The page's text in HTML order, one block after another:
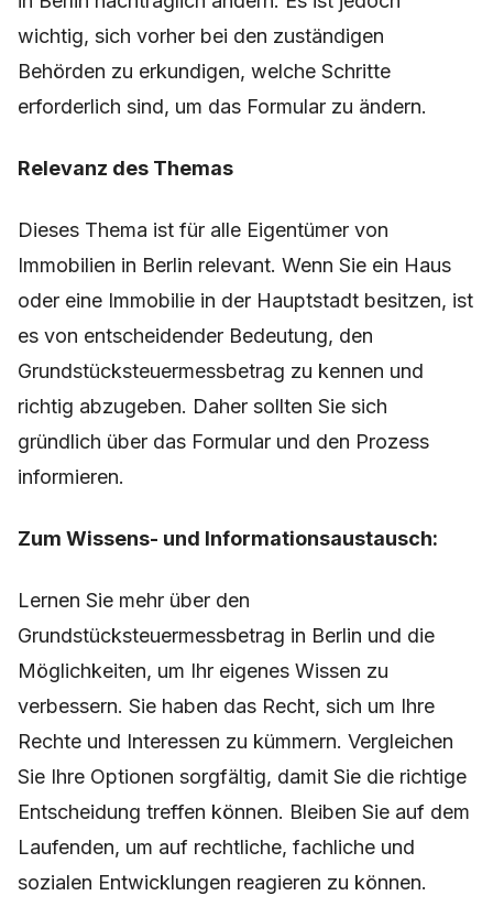
Ja, Sie können den Grundstücksteuermessbetrag
in Berlin nachträglich ändern. Es ist jedoch
wichtig, sich vorher bei den zuständigen
erforderlich sind, um das Formular zu ändern.
Relevanz des Themas
Dieses Thema ist für alle Eigentümer von
Immobilien in Berlin relevant. Wenn Sie ein Haus
oder eine Immobilie in der Hauptstadt besitzen, ist
es von entscheidender Bedeutung, den
Grundstücksteuermessbetrag zu kennen und
richtig abzugeben. Daher sollten Sie sich
informieren.
Zum Wissens- und Informationsaustausch:
Lernen Sie mehr über den
Grundstücksteuermessbetrag in Berlin und die
Möglichkeiten, um Ihr eigenes Wissen zu
verbessern. Sie haben das Recht, sich um Ihre
Rechte und Interessen zu kümmern. Vergleichen
Sie Ihre Optionen sorgfältig, damit Sie die richtige
Entscheidung treffen können. Bleiben Sie auf dem